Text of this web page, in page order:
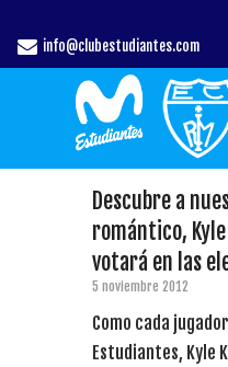
info@clubestudiantes.com
Descubre a
romántico,
votará en las
5 noviembre 2012
Como cada
Estudiantes, Kyle